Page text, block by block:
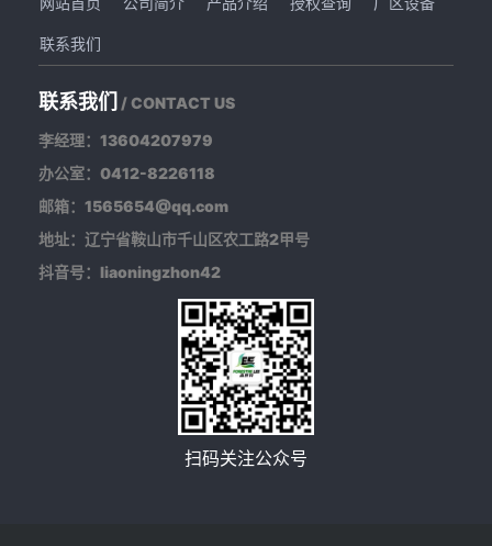
联系我们
联系我们 / CONTACT US
李经理：13604207979
办公室：0412-8226118
邮箱：1565654@qq.com
地址：辽宁省鞍山市千山区农工路2甲号
抖音号：liaoningzhon42
扫码关注公众号